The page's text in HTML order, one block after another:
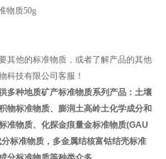
物质50g
其他的标准物质，或者了解产品的其他
科技有限公司客服！
多种地质矿产标准物质系列产品：土壤
物标准物质、膨润土高岭土化学成分和
准物质、化探金痕量金标准物质(GAU
标准物质，多金属结核富钴结壳标准